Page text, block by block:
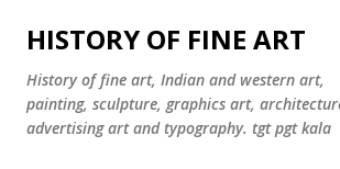
सीधे मुख्य सामग्री पर जाएं
HISTORY OF FINE ART
History of fine art, Indian and western art,
painting, sculpture, graphics art,
advertising art and typography. tgt pgt kala